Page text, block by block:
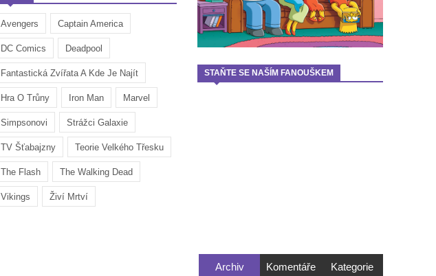
Avengers Captain America
DC Comics Deadpool
Fantastická Zvířata A Kde Je Najít
Hra O Trůny Iron Man Marvel
Simpsonovi Strážci Galaxie
TV Šťabajzny Teorie Velkého Třesku
The Flash The Walking Dead
Vikings Živí Mrtví
STAŇTE SE NAŠÍM FANOUŠKEM
Archiv Komentáře Kategorie